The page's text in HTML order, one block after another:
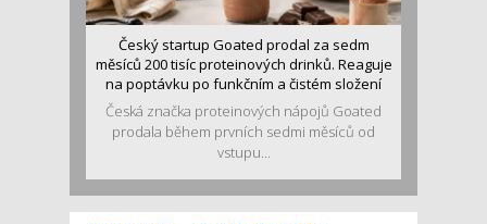
Český startup Goated prodal za sedm
měsíců 200 tisíc proteinových drinků. Reaguje
na poptávku po funkčním a čistém složení
Česká značka proteinových nápojů Goated
prodala během prvních sedmi měsíců od
vstupu...